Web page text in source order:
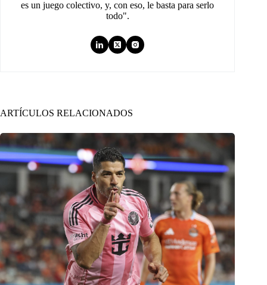
es un juego colectivo, y, con eso, le basta para serlo
todo".
ARTÍCULOS RELACIONADOS